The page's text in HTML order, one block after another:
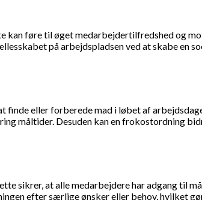
kan føre til øget medarbejdertilfredshed og
på arbejdspladsen ved at skabe en
finde eller forberede mad i løbet af
måltider. Desuden kan en frokostordning
sikrer, at alle medarbejdere har adgang til
efter særlige ønsker eller behov, hvilket